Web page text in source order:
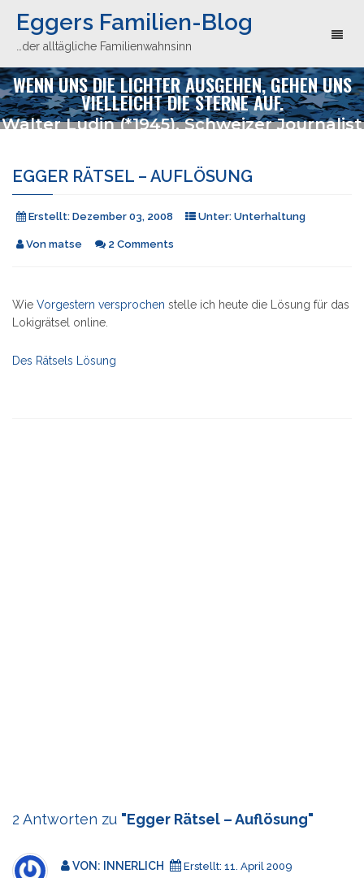
Eggers Familien-Blog
…der alltägliche Familienwahnsinn
WENN UNS DIE LICHTER AUSGEHEN, GEHEN UNS
VIELLEICHT DIE STERNE AUF.
Walter Ludin (*1945), Schweizer Journalist
EGGER RÄTSEL – AUFLÖSUNG
Erstellt: Dezember 03, 2008 Unter: Unterhaltung
Von matse 2 Comments
Wie Vorgestern versprochen stelle ich heute die Lösung für das
Lokigrätsel online.
Des Rätsels Lösung
2 Antworten zu "Egger Rätsel – Auflösung"
VON: INNERLICH Erstellt: 11. April 2009